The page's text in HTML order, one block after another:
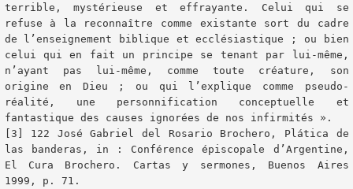
terrible, mystérieuse et effrayante. Celui qui se
refuse à la reconnaître comme existante sort du cadre
de l’enseignement biblique et ecclésiastique ; ou bien
celui qui en fait un principe se tenant par lui-même,
n’ayant pas lui-même, comme toute créature, son
origine en Dieu ; ou qui l’explique comme pseudo-
réalité, une personnification conceptuelle et
fantastique des causes ignorées de nos infirmités ».
[3] 122 José Gabriel del Rosario Brochero, Plática de
las banderas, in : Conférence épiscopale d’Argentine,
El Cura Brochero. Cartas y sermones, Buenos Aires
1999, p. 71.